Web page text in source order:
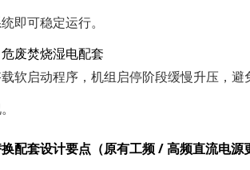
即可稳定运行。
废焚烧湿电配套
软启动程序，机组启停阶段缓慢升压，
配套设计要点（原有工频 / 高频直流电源